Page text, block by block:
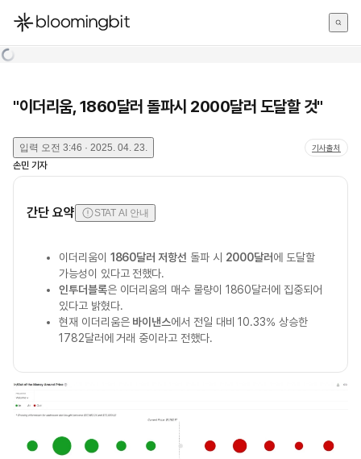
한국어
"이더리움, 1860달러 돌파시 2000달러 도달할 것"
입력 오전 3:46 · 2025. 04. 23. 기사출처
손민 기자
간단 요약 STAT AI 안내
이더리움이 1860달러 저항선 돌파 시 2000달러에 도달할
가능성이 있다고 전했다.
인투더블록은 이더리움의 매수 물량이 1860달러에 집중되어
있다고 밝혔다.
현재 이더리움은 바이낸스에서 전일 대비 10.33% 상승한
1782달러에 거래 중이라고 전했다.